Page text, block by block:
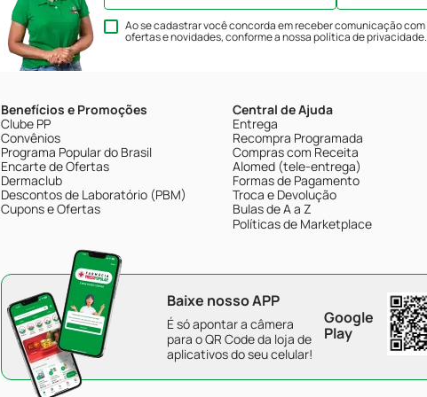
Ao se cadastrar você concorda em receber comunicação com
ofertas e novidades, conforme a nossapolítica de privacidade.
Benefícios e Promoções
Clube PP
Convênios
Programa Popular do Brasil
Encarte de Ofertas
Dermaclub
Descontos de Laboratório (PBM)
Cupons e Ofertas
Central de Ajuda
Entrega
Recompra Programada
Compras com Receita
Alomed (tele-entrega)
Formas de Pagamento
Troca e Devolução
Bulas de A a Z
Políticas de Marketplace
Baixe nosso APP
É só apontar a câmera
para o QR Code da loja de
aplicativos do seu celular!
Google
Play